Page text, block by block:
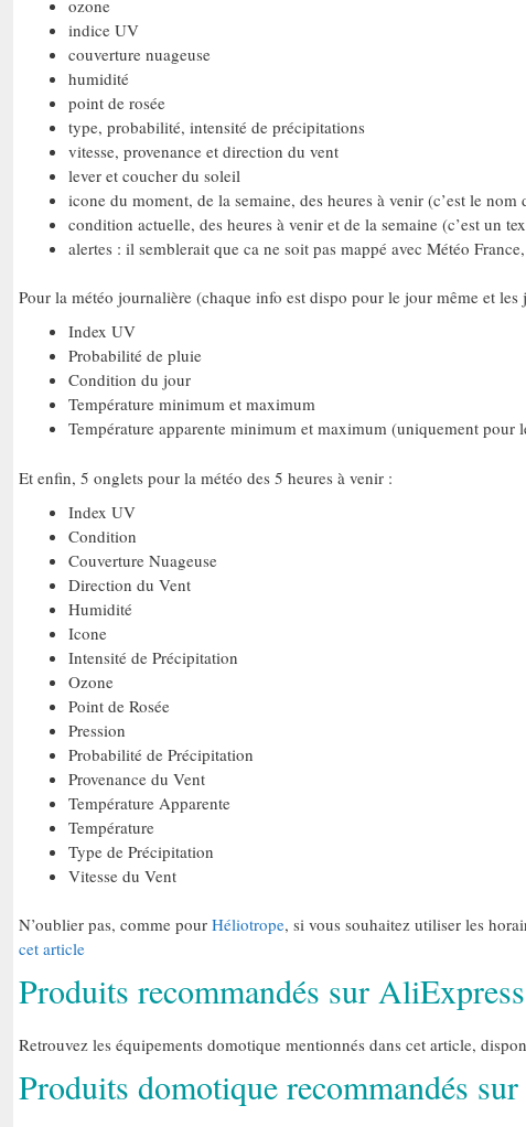
ozone
indice UV
couverture nuageuse
humidité
point de rosée
type, probabilité, intensité de précipitations
vitesse, provenance et direction du vent
lever et coucher du soleil
icone du moment, de la semaine, des heures à venir (c’est le
condition actuelle, des heures à venir et de la semaine (c’est un
alertes : il semblerait que ca ne soit pas mappé avec Météo
Pour la météo journalière (chaque info est dispo pour le jour même et les
Index UV
Probabilité de pluie
Condition du jour
Température minimum et maximum
Température apparente minimum et maximum (uniquement pour
Et enfin, 5 onglets pour la météo des 5 heures à venir :
Index UV
Condition
Couverture Nuageuse
Direction du Vent
Humidité
Icone
Intensité de Précipitation
Ozone
Point de Rosée
Pression
Probabilité de Précipitation
Provenance du Vent
Température Apparente
Température
Type de Précipitation
Vitesse du Vent
N’oublier pas, comme pour Héliotrope, si vous souhaitez utiliser les
cet article
Produits recommandés sur AliExpress
Retrouvez les équipements domotique mentionnés dans cet article,
Produits domotique recommandés